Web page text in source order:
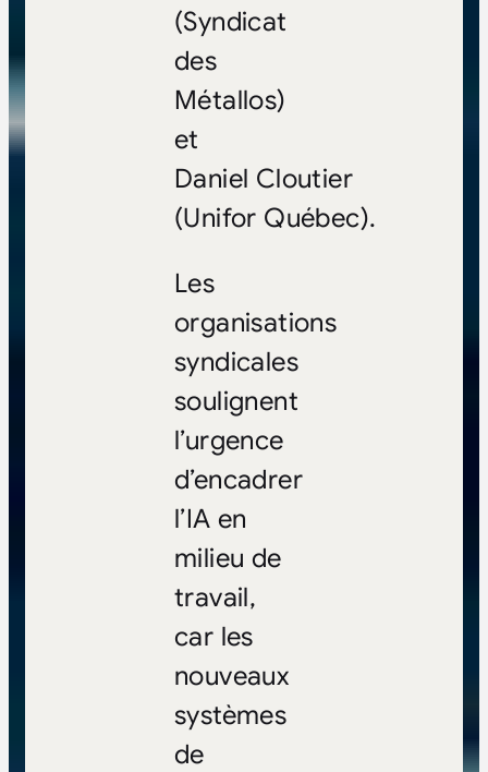
(Syndicat
des
Métallos)
et
Daniel Cloutier
(Unifor Québec).
Les
organisations
syndicales
soulignent
l’urgence
d’encadrer
l’IA en
milieu de
travail,
car les
nouveaux
systèmes
de